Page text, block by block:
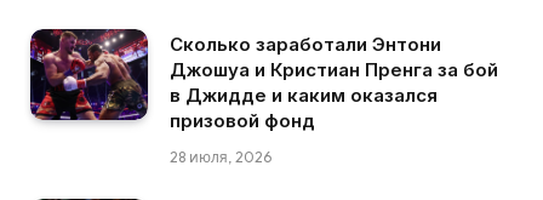
Сколько заработали Энтони
Джошуа и Кристиан Пренга за бой
в Джидде и каким оказался
призовой фонд
28 июля, 2026